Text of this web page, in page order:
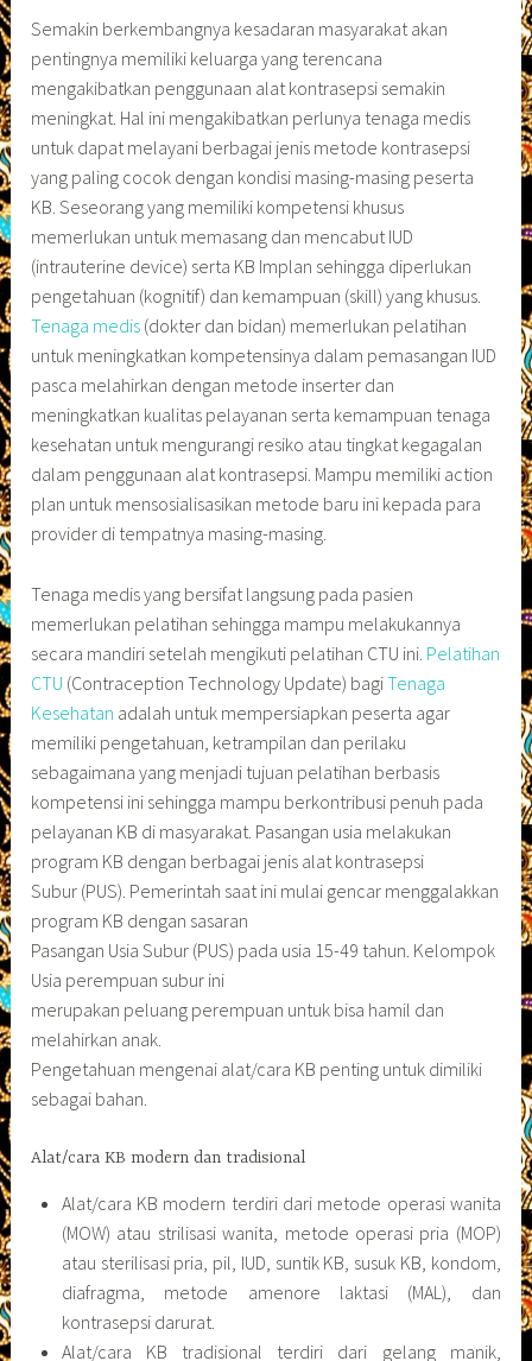
Semakin berkembangnya kesadaran masyarakat akan
pentingnya memiliki keluarga yang terencana
mengakibatkan penggunaan alat kontrasepsi semakin
meningkat. Hal ini mengakibatkan perlunya tenaga medis
untuk dapat melayani berbagai jenis metode kontrasepsi
yang paling cocok dengan kondisi masing-masing peserta
KB. Seseorang yang memiliki kompetensi khusus
memerlukan untuk memasang dan mencabut IUD
(intrauterine device) serta KB Implan sehingga diperlukan
pengetahuan (kognitif) dan kemampuan (skill) yang khusus.
Tenaga medis (dokter dan bidan) memerlukan pelatihan
untuk meningkatkan kompetensinya dalam pemasangan IUD
pasca melahirkan dengan metode inserter dan
meningkatkan kualitas pelayanan serta kemampuan tenaga
kesehatan untuk mengurangi resiko atau tingkat kegagalan
dalam penggunaan alat kontrasepsi. Mampu memiliki action
plan untuk mensosialisasikan metode baru ini kepada para
provider di tempatnya masing-masing.
Tenaga medis yang bersifat langsung pada pasien
memerlukan pelatihan sehingga mampu melakukannya
secara mandiri setelah mengikuti pelatihan CTU ini. Pelatihan
CTU (Contraception Technology Update) bagiTenaga
Kesehatan adalah untuk mempersiapkan peserta agar
memiliki pengetahuan, ketrampilan dan perilaku
sebagaimana yang menjadi tujuan pelatihan berbasis
kompetensi ini sehingga mampu berkontribusi penuh pada
pelayanan KB di masyarakat. Pasangan usia melakukan
program KB dengan berbagai jenis alat kontrasepsi
Subur (PUS). Pemerintah saat ini mulai gencar menggalakkan
program KB dengan sasaran
Pasangan Usia Subur (PUS) pada usia 15-49 tahun. Kelompok
Usia perempuan subur ini
merupakan peluang perempuan untuk bisa hamil dan
melahirkan anak.
Pengetahuan mengenai alat/cara KB penting untuk dimiliki
sebagai bahan.
Alat/cara KB modern dan tradisional
Alat/cara KB modern terdiri dari metode operasi wanita
(MOW) atau strilisasi wanita, metode operasi pria (MOP)
atau sterilisasi pria, pil, IUD, suntik KB, susuk KB, kondom,
diafragma, metode amenore laktasi (MAL), dan
kontrasepsi darurat.
Alat/cara KB tradisional terdiri dari gelang manik,